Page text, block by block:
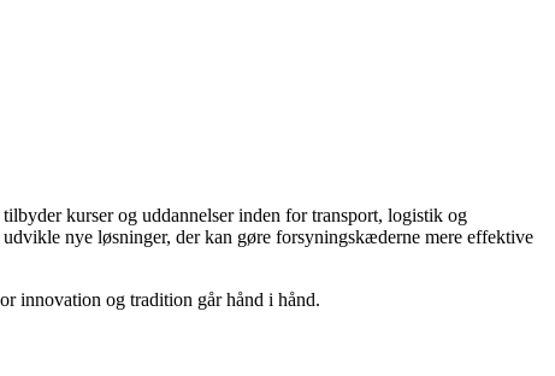
kurser og uddannelser inden for transport, logistik og
nye løsninger, der kan gøre forsyningskæderne mere effektive
innovation og tradition går hånd i hånd.